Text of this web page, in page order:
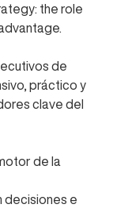
the role
de
práctico y
clave del
de la
decisiones e